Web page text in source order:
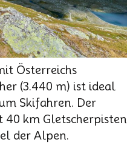
Österreichs
(3.440 m) ist ideal
Skifahren. Der
40 km Gletscherpisten
der Alpen.